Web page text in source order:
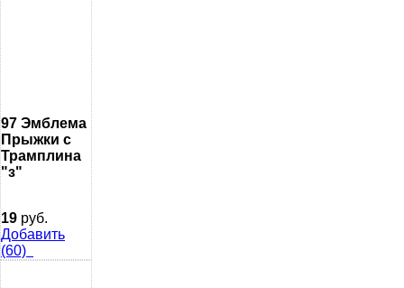
97 Эмблема
Прыжки с
Трамплина
"з"
19 руб.
Добавить
(60)